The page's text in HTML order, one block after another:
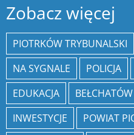
Zobacz więcej
PIOTRKÓW TRYBUNALSKI
NA SYGNALE
POLICJA
EDUKACJA
BEŁCHATÓW
INWESTYCJE
POWIAT